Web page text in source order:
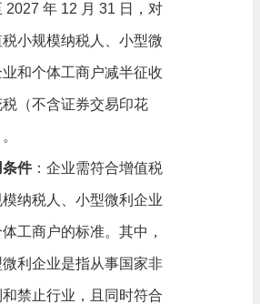
2027 年 12 月 31 日，对
小规模纳税人、小型微
和个体工商户减半征收
税（不含证券交易印花
件：企业需符合增值税
纳税人、小型微利企业
工商户的标准。其中，
利企业是指从事国家非
和禁止行业，且同时符合